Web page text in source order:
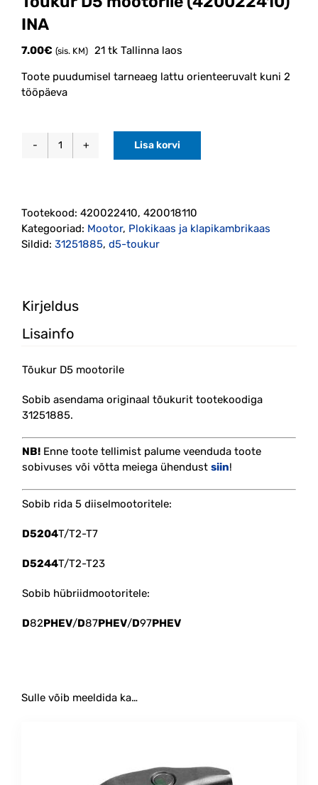
INA
7.00€ (sis. KM) 21 tk Tallinna laos
Toote puudumisel tarneaeg lattu orienteeruvalt kuni 2
tööpäeva
Tõukur
INA
kogus
Lisa korvi
Tootekood: 420022410, 420018110
Kategooriad: Mootor, Plokikaas ja klapikambrikaas
Sildid: 31251885, d5-toukur
Kirjeldus
Lisainfo
Tõukur D5 mootorile
Sobib asendama originaal tõukurit tootekoodiga
31251885.
NB! Enne toote tellimist palume veenduda toote
sobivuses või võtta meiega ühendust siin!
Sobib rida 5 diiselmootoritele:
D5204T/T2-T7
D5244T/T2-T23
Sobib hübriidmootoritele:
D82PHEV/D87PHEV/D97PHEV
Sulle võib meeldida ka…